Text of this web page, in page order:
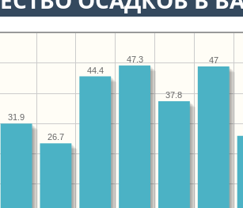
47
37.8
47.3
44.4
26.7
31.9